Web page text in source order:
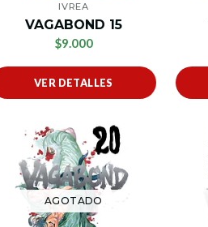
IVREA
VAGABOND 15
$9.000
VER DETALLES
AGOTADO